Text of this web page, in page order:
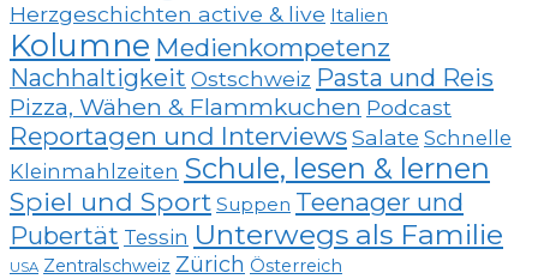
Herzgeschichten active & live Italien
Kolumne Medienkompetenz
Nachhaltigkeit Ostschweiz Pasta und Reis
Pizza, Wähen & Flammkuchen Podcast
Reportagen und InterviewsSalate Schnelle
Kleinmahlzeiten Schule, lesen & lernen
Spiel und Sport Suppen Teenager und
Pubertät Tessin Unterwegs als Familie
USA Zentralschweiz Zürich Österreich